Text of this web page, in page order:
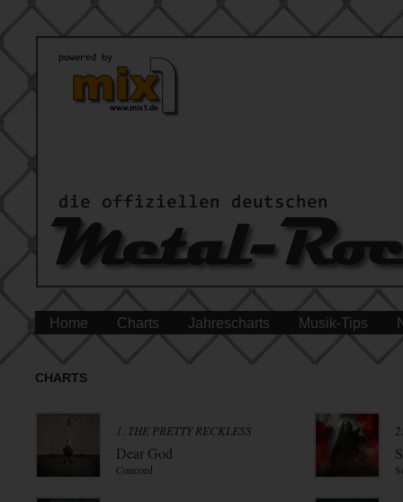
Home Charts Jahrescharts Musik-Tips
CHARTS
1. THE PRETTY RECKLESS
Dear God
Concord